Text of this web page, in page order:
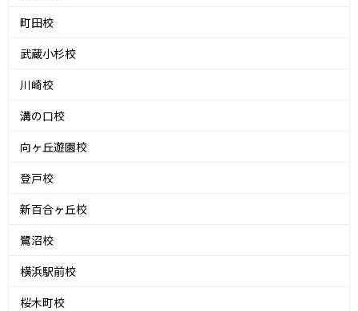
町田校
武蔵小杉校
川崎校
溝の口校
向ヶ丘遊園校
登戸校
新百合ヶ丘校
鷺沼校
横浜駅前校
桜木町校